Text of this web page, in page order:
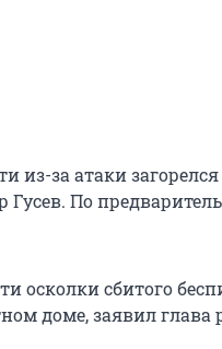
из-за атаки
Гусев. По
осколки сбитого
доме, заявил глава